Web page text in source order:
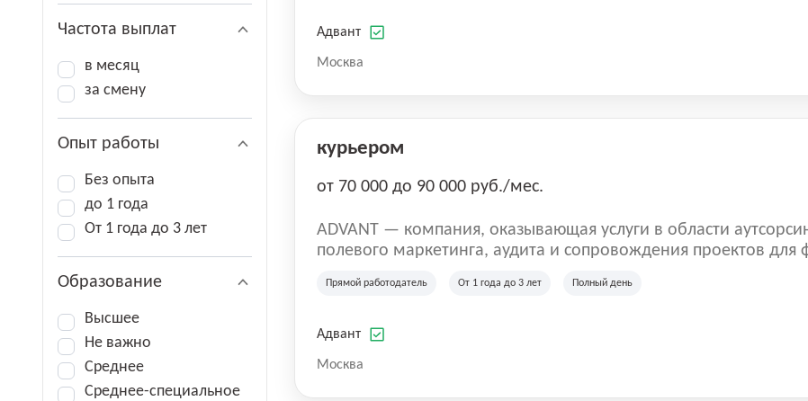
Частота выплат
в месяц
за смену
Опыт работы
Без опыта
до 1 года
От 1 года до 3 лет
Образование
Высшее
Не важно
Среднее
Среднее-специальное
Адвант
Москва
курьером
от 70 000 до 90 000 руб./мес.
ADVANT — компания, оказывающая услуги в области
полевого маркетинга, аудита и сопровождения проектов для
на территории России, Казахстана и Беларуси, сотрудничая с
Прямой работодатель От 1 года до 3 лет Полный день
Адвант
Москва